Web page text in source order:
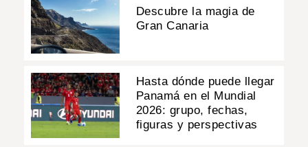
Descubre la magia de
Gran Canaria
Hasta dónde puede llegar
Panamá en el Mundial
2026: grupo, fechas,
figuras y perspectivas